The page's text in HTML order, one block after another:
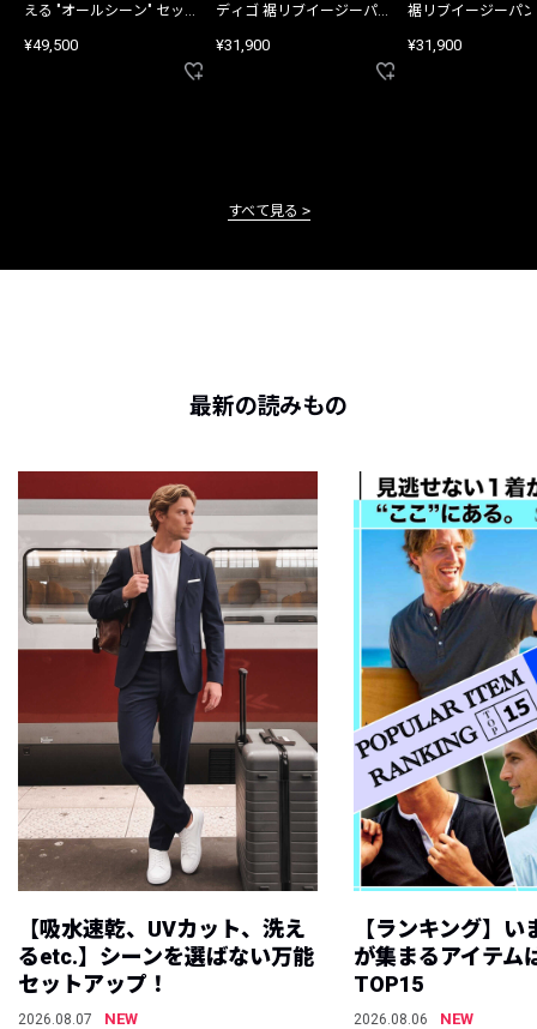
える "オールシーン" セット
¥49,500
ディゴ 裾リブイージーパン
¥31,900
裾リブイージーパ
¥31,900
すべて見る
最新の読みもの
【吸水速乾、UVカット、洗え
るetc.】シーンを選ばない万能
セットアップ！
2026.08.07
NEW
【ランキング】
が集まるアイテム
TOP15
2026.08.06
NEW